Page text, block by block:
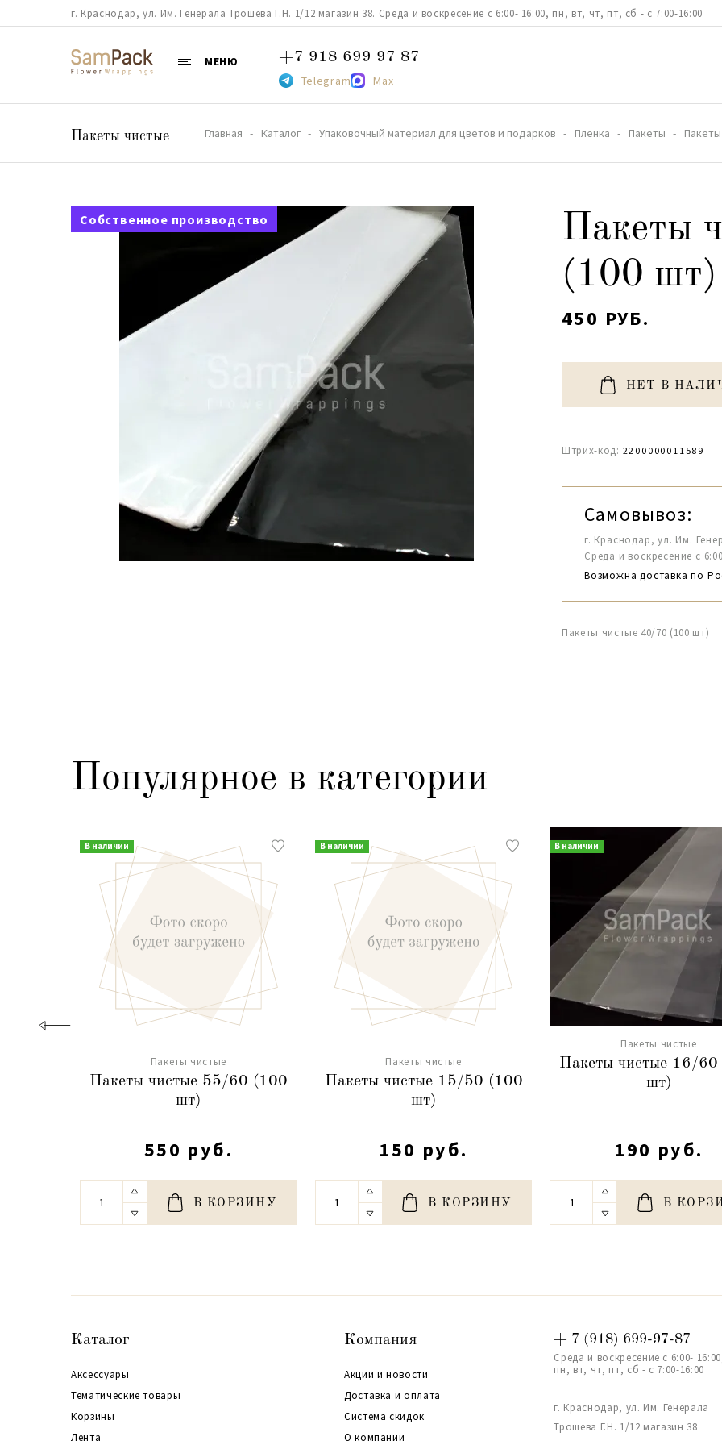
г. Краснодар, ул. Им. Генерала Трошева Г.Н. 1/12 магазин 38. Среда и воскресение с 6:00- 16:00, пн, вт, чт, пт, сб - с 7:00-16:00
МЕНЮ +7 918 699 97 87
Telegram Max
Пакеты чистые Главная Каталог Упаковочный материал для цветов и подарков Пленка Пакеты
Собственное производство
Пакеты
(100 шт)
450 РУБ.
НЕТ В
Штрих-код: 2200000011589
Самовывоз:
г. Краснодар, ул. Им.
Среда и воскресение с
Возможна доставка по
Пакеты чистые 40/70 (100 шт)
Популярное в категории
В наличии
Пакеты чистые
Пакеты чистые 55/60 (100
шт)
550 руб.
В КОРЗИНУ
В наличии
Пакеты чистые
Пакеты чистые 15/50 (100
шт)
150 руб.
В КОРЗИНУ
В наличии
Пакеты чистые
Пакеты чистые 16/
шт)
190 руб.
В
Каталог
Аксессуары
Тематические товары
Корзины
Лента
Компания
Акции и новости
Доставка и оплата
Система скидок
О компании
+ 7 (918) 699-97-87
Среда и воскресение с 6:00-
пн, вт, чт, пт, сб - с 7:00-16:00
г. Краснодар, ул. Им. Генерала
Трошева Г.Н. 1/12 магазин 38